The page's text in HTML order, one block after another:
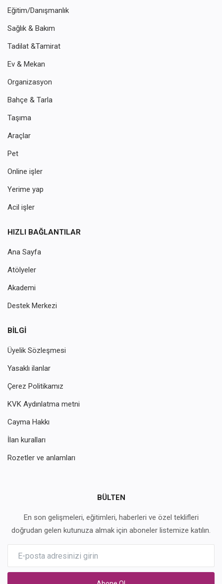
Eğitim/Danışmanlık
Sağlık & Bakım
Tadilat &Tamirat
Ev & Mekan
Organizasyon
Bahçe & Tarla
Taşıma
Araçlar
Pet
Online işler
Yerime yap
Acil işler
HIZLI BAĞLANTILAR
Ana Sayfa
Atölyeler
Akademi
Destek Merkezi
BILGI
Üyelik Sözleşmesi
Yasaklı ilanlar
Çerez Politikamız
KVK Aydınlatma metni
Cayma Hakkı
İlan kuralları
Rozetler ve anlamları
BÜLTEN
En son gelişmeleri, eğitimleri, haberleri ve özel teklifleri
doğrudan gelen kutunuza almak için aboneler listemize katılın.